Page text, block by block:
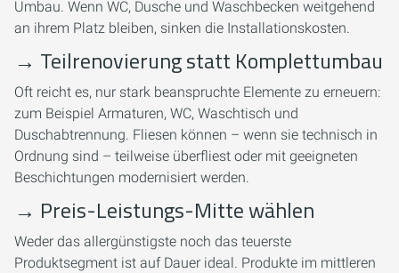
Umbau. Wenn WC, Dusche und Waschbecken weitgehend
an ihrem Platz bleiben, sinken die Installationskosten.
→ Teilrenovierung statt Komplettumbau
Oft reicht es, nur stark beanspruchte Elemente zu erneuern:
zum Beispiel Armaturen, WC, Waschtisch und
Duschabtrennung. Fliesen können – wenn sie technisch in
Ordnung sind – teilweise überfliest oder mit geeigneten
Beschichtungen modernisiert werden.
→ Preis-Leistungs-Mitte wählen
Weder das allergünstigste noch das teuerste
Produktsegment ist auf Dauer ideal. Produkte im mittleren